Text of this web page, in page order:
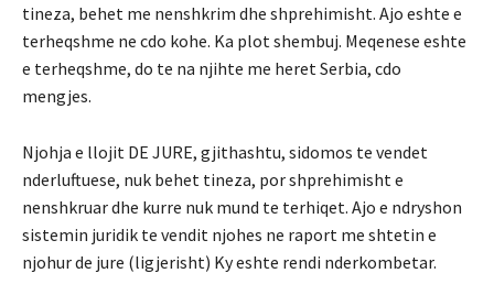
tineza, behet me nenshkrim dhe shprehimisht. Ajo eshte e
terheqshme ne cdo kohe. Ka plot shembuj. Meqenese eshte
e terheqshme, do te na njihte me heret Serbia, cdo
mengjes.
Njohja e llojit DE JURE, gjithashtu, sidomos te vendet
nderluftuese, nuk behet tineza, por shprehimisht e
nenshkruar dhe kurre nuk mund te terhiqet. Ajo e ndryshon
sistemin juridik te vendit njohes ne raport me shtetin e
njohur de jure (ligjerisht) Ky eshte rendi nderkombetar.